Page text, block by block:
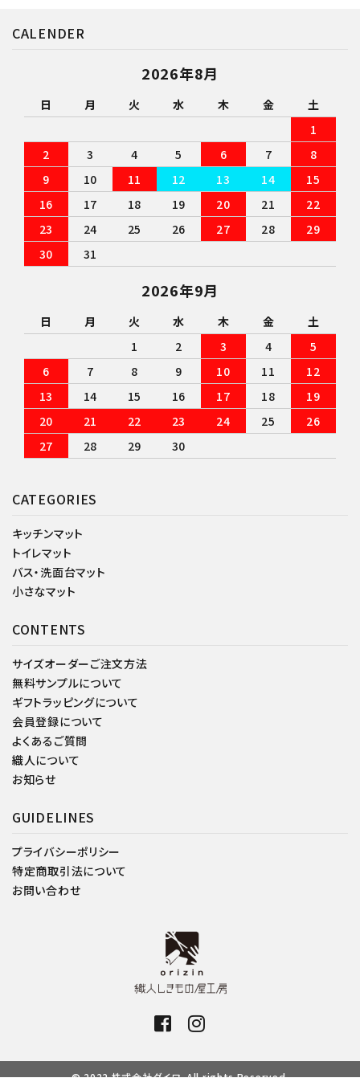
CATEGORIES
キッチンマット
トイレマット
バス・洗面台マット
小さなマット
CONTENTS
サイズオーダーご注文方法
無料サンプルについて
ギフトラッピングについて
会員登録について
よくあるご質問
織人について
お知らせ
GUIDELINES
プライバシーポリシー
特定商取引法について
お問い合わせ
CALENDER
2026年8月
日 月 火 水 木 金
土
1
2
3 4 5 6 7
8
9
10 11 12 13 14
15
16
17 18 19 20 21
22
23
24 25 26 27 28
29
30
31
2026年9月
日 月 火 水 木 金
土
1
2 3 4
5
6
7 8 9 10 11
12
13
14 15 16 17 18
19
20
21 22 23 24 25
26
27
28 29 30
© 2022 株式会社ダイワ. All rights Reserved.